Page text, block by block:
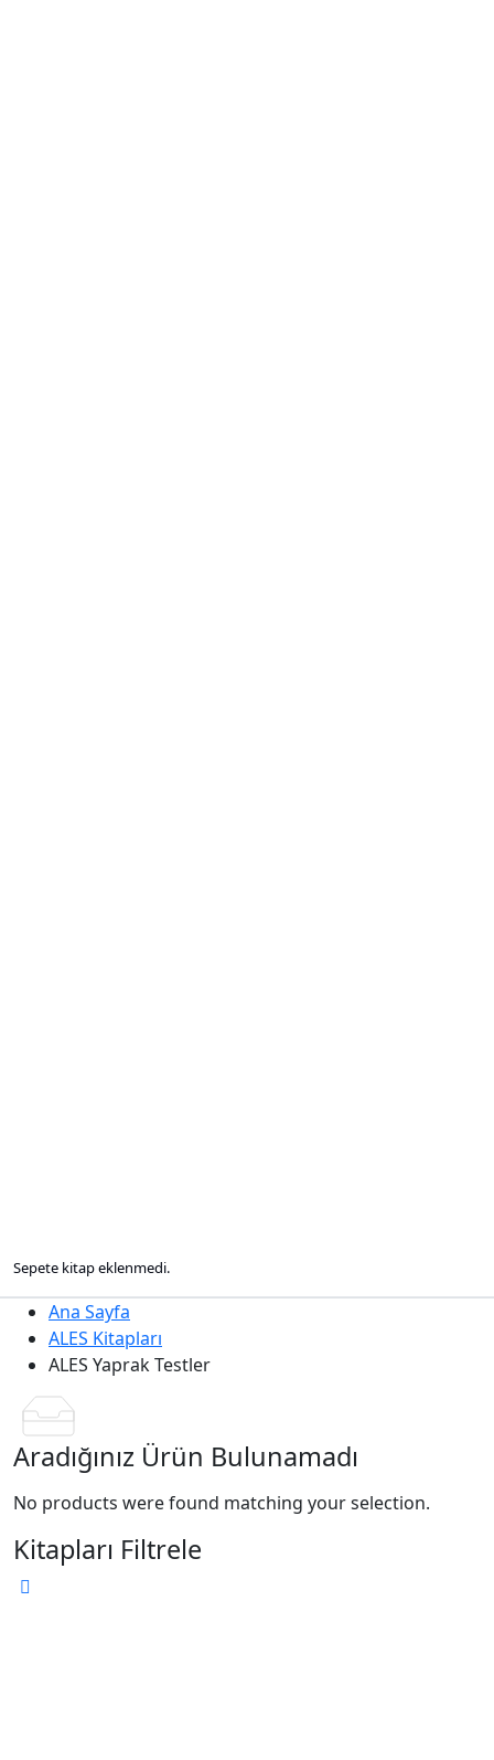
Sepete kitap eklenmedi.
Ana Sayfa
ALES Kitapları
ALES Yaprak Testler
Aradığınız Ürün Bulunamadı
No products were found matching your selection.
Kitapları Filtrele